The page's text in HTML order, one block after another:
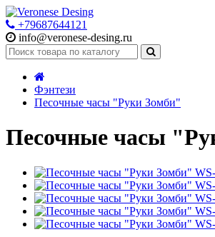
+79687644121
info@veronese-desing.ru
Фэнтези
Песочные часы "Руки Зомби"
Песочные часы